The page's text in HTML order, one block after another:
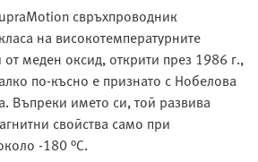
свръхпроводник
на високотемпературните
меден оксид, открити през 1986 г.,
по-късно е признато с Нобелова
Въпреки името си, той развива
свойства само при
-180 °C.